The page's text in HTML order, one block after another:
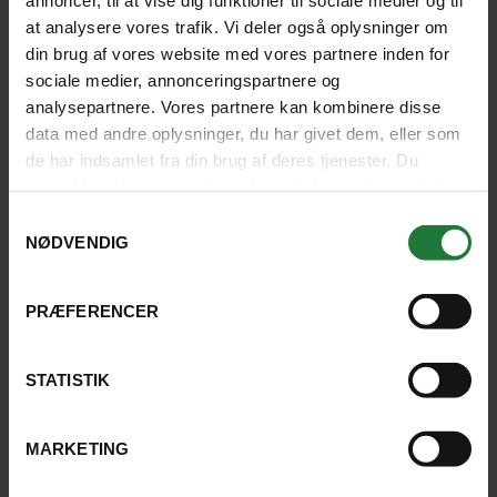
at analysere vores trafik. Vi deler også oplysninger om
din brug af vores website med vores partnere inden for
sociale medier, annonceringspartnere og
analysepartnere. Vores partnere kan kombinere disse
data med andre oplysninger, du har givet dem, eller som
de har indsamlet fra din brug af deres tjenester. Du
NØDVENDIG
PRÆFERENCER
STATISTIK
MARKETING
REJSER, HVOR UDFLUGTEN ER
MULIG
SE KORT